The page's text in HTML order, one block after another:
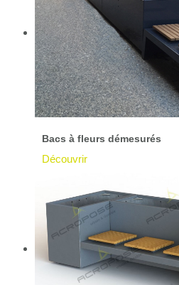
Bacs à fleurs démesurés
Découvrir